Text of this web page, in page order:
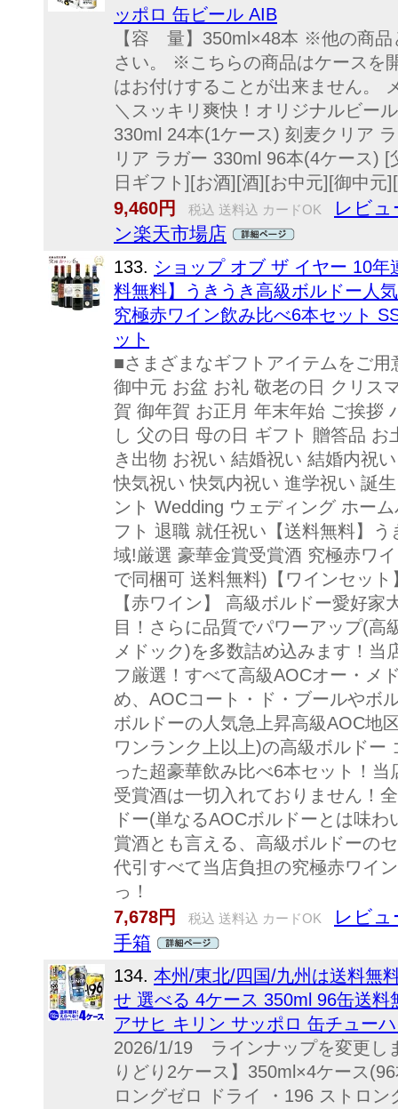
ッポロ 缶ビール AIB
【容 量】350ml×48本 ※他の商品
さい。 ※こちらの商品はケースを
はお付けすることが出来ません。
＼スッキリ爽快！オリジナルビー
330ml 24本(1ケース) 刻麦クリア
リア ラガー 330ml 96本(4ケース)
日ギフト][お酒][酒][お中元][御中元
9,460円
税込 送料込 カードOK
レビュ
ン楽天市場店
133. ショップ オブ ザ イヤー 10
料無料】うきうき高級ボルドー人
究極赤ワイン飲み比べ6本セット
ット
■さまざまなギフトアイテムをご
御中元 お盆 お礼 敬老の日 クリス
賀 御年賀 お正月 年末年始 ご挨拶
し 父の日 母の日 ギフト 贈答品
き出物 お祝い 結婚祝い 結婚内祝
快気祝い 快気内祝い 進学祝い 誕
ント Wedding ウェディング ホー
フト 退職 就任祝い【送料無料】
域!厳選 豪華金賞受賞酒 究極赤ワ
で同梱可 送料無料)【ワインセッ
【赤ワイン】 高級ボルドー愛好
目！さらに品質でパワーアップ(高
メドック)を多数詰め込みます！
フ厳選！すべて高級AOCオー・メ
め、AOCコート・ド・ブールやボ
ボルドーの人気急上昇高級AOC地
ワンランク上以上)の高級ボルドー
った超豪華飲み比べ6本セット！
受賞酒は一切入れておりません！
ドー(単なるAOCボルドーとは味
賞酒とも言える、高級ボルドーの
代引すべて当店負担の究極赤ワイ
っ！
7,678円
税込 送料込 カードOK
レビュ
手箱
134. 本州/東北/四国/九州は送料無
せ 選べる 4ケース 350ml 96缶送
アサヒ キリン サッポロ 缶チュー
2026/1/19 ラインナップを変更し
りどり2ケース】350ml×4ケース
ロングゼロ ドライ ・196 ストロ